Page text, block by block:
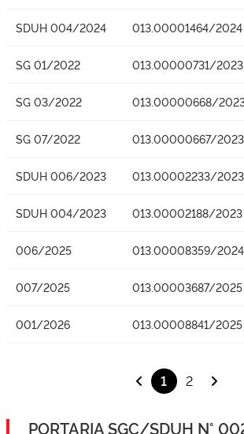
SDUH 004/2024 013.00001464/
SG 01/2022 013.00000731/
SG 03/2022 013.00000668/
SG 07/2022 013.00000667/
SDUH 006/2023 013.00002233/
SDUH 004/2023 013.00002188/2023
006/2025 013.00008359/
007/2025 013.00003687/
001/2026 013.00008841/2025
1 2
PORTARIA SGC/SDUH N°